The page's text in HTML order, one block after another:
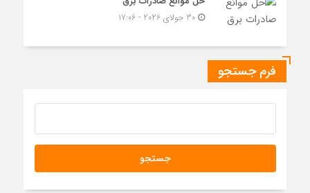
30 جولای 2026 - 17:06
فرم جستجو